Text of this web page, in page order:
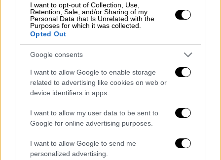
I want to opt-out of Collection, Use,
Retention, Sale, and/or Sharing of my
Personal Data that Is Unrelated with the
Purposes for which it was collected.
Opted Out
Google consents
I want to allow Google to enable storage
related to advertising like cookies on web or
device identifiers in apps.
I want to allow my user data to be sent to
Google for online advertising purposes.
I want to allow Google to send me
personalized advertising.
video
«Επιδιώκοντας την ειρήνη»
Με μια ασπρόμαυρη φωτογραφία που
απαθανάτισε την συνάντηση των
Τραμπ και Βολοντίμιρ Ζελένσκι σ
χολίασε ο
επίσημος λογαριασμός του